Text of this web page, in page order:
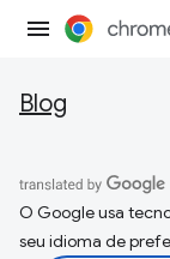
Blog
O Google usa
seu idioma de